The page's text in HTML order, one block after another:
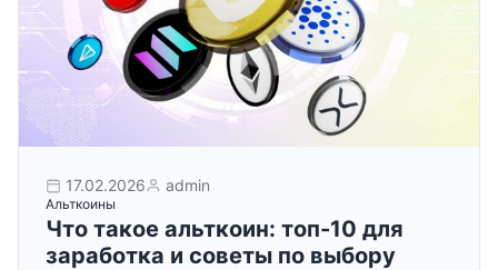
17.02.2026 admin
Альткоины
Что такое альткоин: топ-10 для
заработка и советы по выбору